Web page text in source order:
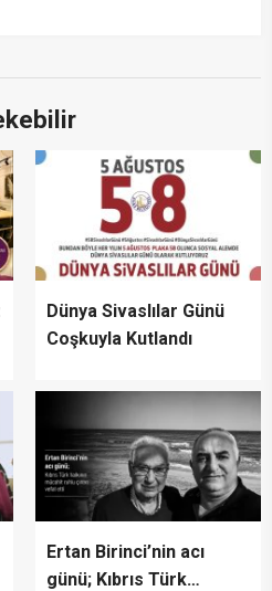
Dünya Sivaslılar Günü
Coşkuyla Kutlandı
Ertan Birinci’nin acı
günü; Kıbrıs Türk